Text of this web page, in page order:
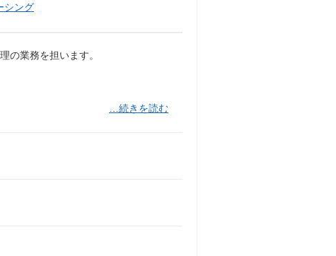
シング
の業務を担います。
…続きを読む